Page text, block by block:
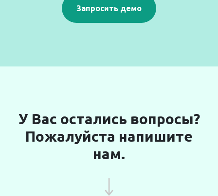
Запросить демо
У Вас остались вопросы?
Пожалуйста напишите
нам.